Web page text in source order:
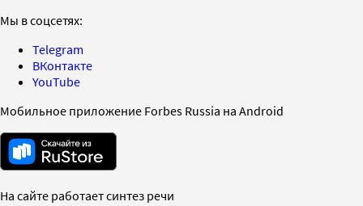
Мы в соцсетях:
Telegram
ВКонтакте
YouTube
Мобильное приложение Forbes Russia на Android
На сайте работает синтез речи